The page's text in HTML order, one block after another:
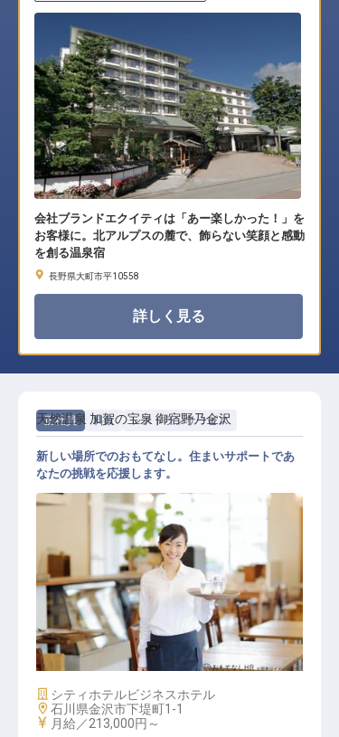
会社ブランドエクイティは「あー楽しかった！」を
お客様に。北アルプスの麓で、飾らない笑顔と感動
を創る温泉宿
長野県大町市平10558
詳しく見る
正社員 料飲 レストランサービス
レストランサービス
天然温泉 加賀の宝泉 御宿野乃金沢
新しい場所でのおもてなし。住まいサポートであ
なたの挑戦を応援します。
施設業態
シティホテルビジネスホテル
勤務地
石川県金沢市下堤町1-1
給与
月給／213,000円～